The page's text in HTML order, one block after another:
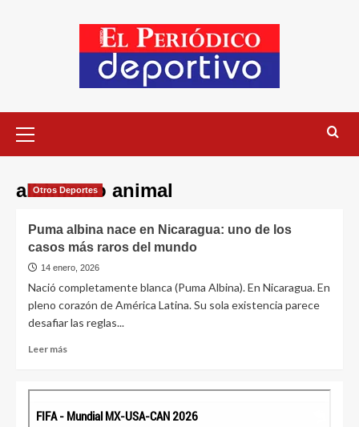
albinismo animal
Otros Deportes
Puma albina nace en Nicaragua: uno de los
casos más raros del mundo
14 enero, 2026
Nació completamente blanca (Puma Albina). En Nicaragua. En
pleno corazón de América Latina. Su sola existencia parece
desafiar las reglas...
Leer más